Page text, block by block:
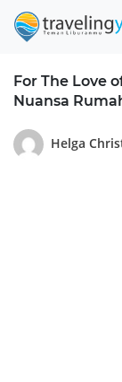
For The Love
Nuansa
Helga